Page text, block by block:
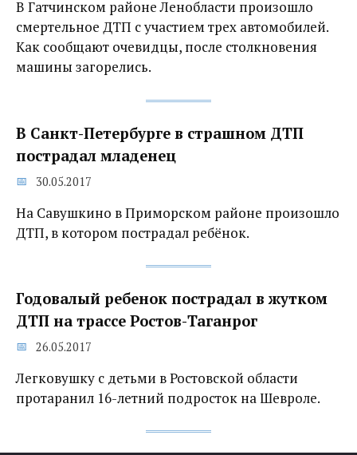
В Гатчинском районе Ленобласти произошло
смертельное ДТП с участием трех автомобилей.
Как сообщают очевидцы, после столкновения
машины загорелись.
В Санкт-Петербурге в страшном ДТП
пострадал младенец
30.05.2017
На Савушкино в Приморском районе произошло
ДТП, в котором пострадал ребёнок.
Годовалый ребенок пострадал в жутком
ДТП на трассе Ростов-Таганрог
26.05.2017
Легковушку с детьми в Ростовской области
протаранил 16-летний подросток на Шевроле.